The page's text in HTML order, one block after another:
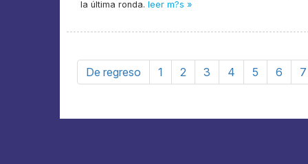
la última ronda. leer m?s »
De regreso 1 2 3 4 5 6 7